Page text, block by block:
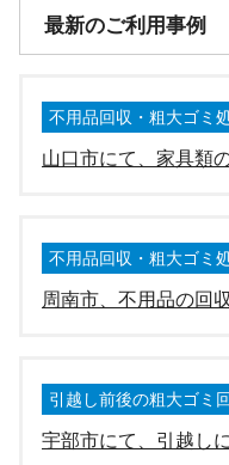
最新のご利用事例
不用品回収・粗大ゴミ
山口市にて、家具類
不用品回収・粗大ゴミ
周南市、不用品の回
引越し前後の粗大ゴミ
宇部市にて、引越し